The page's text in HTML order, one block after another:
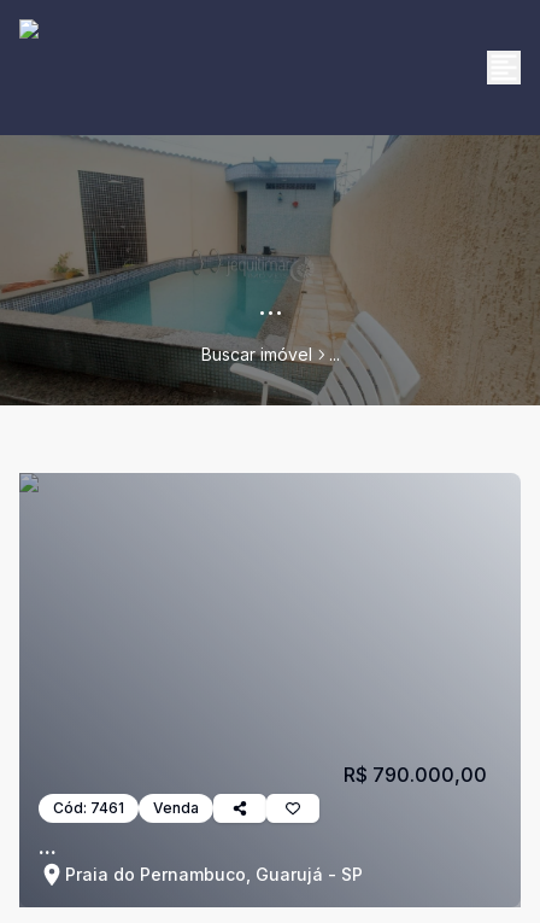
...
Buscar imóvel ...
Cód: 7461 Venda
...
Praia do Pernambuco, Guarujá - SP
R$ 790.000,00